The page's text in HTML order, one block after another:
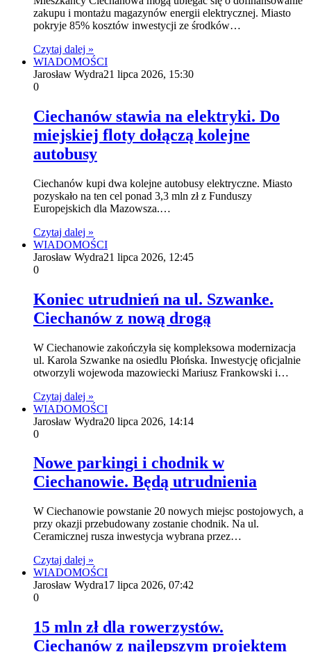
zakupu i montażu magazynów energii elektrycznej. Miasto
pokryje 85% kosztów inwestycji ze środków…
Czytaj dalej »
WIADOMOŚCI
Jarosław Wydra21 lipca 2026, 15:30
0
Ciechanów stawia na elektryki. Do
miejskiej floty dołączą kolejne
autobusy
Ciechanów kupi dwa kolejne autobusy elektryczne. Miasto
pozyskało na ten cel ponad 3,3 mln zł z Funduszy
Europejskich dla Mazowsza.…
Czytaj dalej »
WIADOMOŚCI
Jarosław Wydra21 lipca 2026, 12:45
0
Koniec utrudnień na ul. Szwanke.
Ciechanów z nową drogą
W Ciechanowie zakończyła się kompleksowa modernizacja
ul. Karola Szwanke na osiedlu Płońska. Inwestycję oficjalnie
otworzyli wojewoda mazowiecki Mariusz Frankowski i…
Czytaj dalej »
WIADOMOŚCI
Jarosław Wydra20 lipca 2026, 14:14
0
Nowe parkingi i chodnik w
Ciechanowie. Będą utrudnienia
W Ciechanowie powstanie 20 nowych miejsc postojowych, a
przy okazji przebudowany zostanie chodnik. Na ul.
Ceramicznej rusza inwestycja wybrana przez…
Czytaj dalej »
WIADOMOŚCI
Jarosław Wydra17 lipca 2026, 07:42
0
15 mln zł dla rowerzystów.
Ciechanów z najlepszym projektem